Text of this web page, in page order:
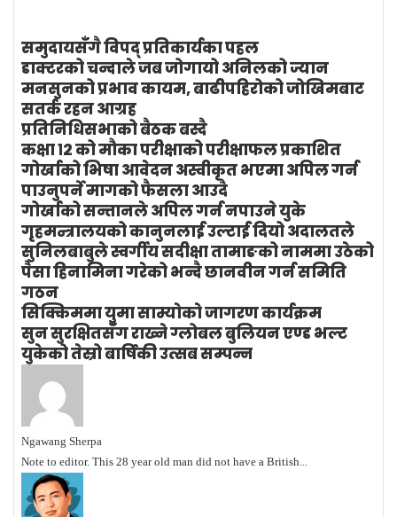
समुदायसँगै विपद् प्रतिकार्यका पहल
डाक्टरको चन्दाले जब जोगायो अनिलको ज्यान
मनसुनको प्रभाव कायम, बाढीपहिरोको जोखिमबाट
सतर्क रहन आग्रह
प्रतिनिधिसभाको बैठक बस्दै
कक्षा १२ को मौका परीक्षाको परीक्षाफल प्रकाशित
गोर्खाको भिषा आवेदन अस्वीकृत भएमा अपिल गर्न
पाउनुपर्ने मागको फैसला आउदै
गोर्खाको सन्तानले अपिल गर्न नपाउने युके
गृहमन्त्रालयको कानुनलाई उल्टाई दियो अदालतले
सुनिलबाबुले स्वर्गीय सदीक्षा तामाङको नाममा उठेको
पैसा हिनामिना गरेको भन्दै छानवीन गर्न समिति
गठन
सिक्किममा युमा साम्याेकाे जागरण कार्यक्रम
सुन सुरक्षितसँग राख्ने ग्लोबल बुलियन एण्ड भल्ट
युकेको तेस्रो बार्षिकी उत्सब सम्पन्न
Ngawang Sherpa
Note to editor. This 28 year old man did not have a British...